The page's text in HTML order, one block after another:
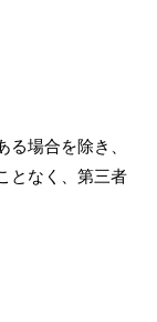
場合を除き、
となく、第三者